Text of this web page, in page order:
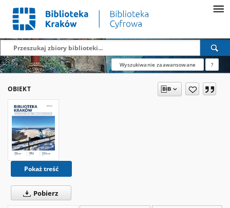
Wyszukiwanie zaawansowane ?
OBIEKT
Pokaż treść
Pobierz